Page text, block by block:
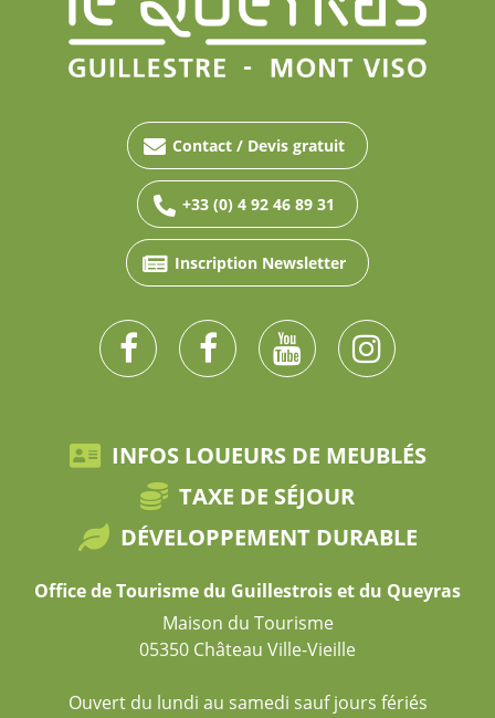
Contact / Devis gratuit
+33 (0) 4 92 46 89 31
Inscription Newsletter
INFOS LOUEURS DE MEUBLÉS
TAXE DE SÉJOUR
DÉVELOPPEMENT DURABLE
Office de Tourisme du Guillestrois et du Queyras
Maison du Tourisme
05350 Château Ville-Vieille
Ouvert du lundi au samedi sauf jours fériés